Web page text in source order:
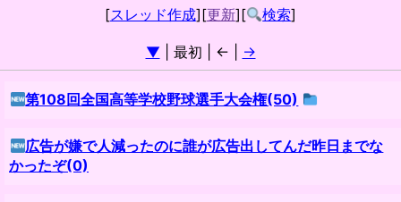
[スレッド作成][更新][ 検索]
▼ | 最初 | ← | →
第108回全国高等学校野球選手大会権(50)
広告が嫌で人減ったのに誰が広告出してんだ昨日までな
かったぞ(0)